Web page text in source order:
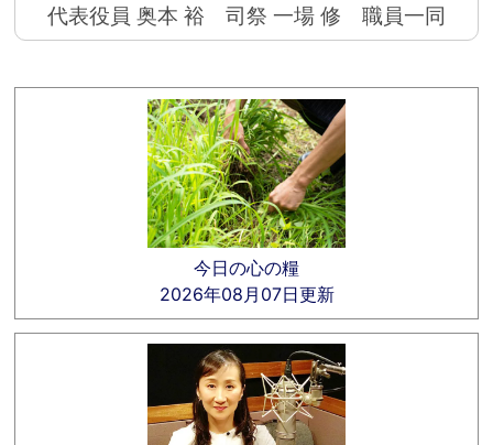
代表役員 奥本 裕 司祭 一場 修 職員一同
今日の心の糧
2026年08月07日更新